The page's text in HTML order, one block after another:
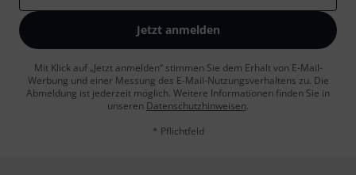
Jetzt anmelden
Mit Klick auf „Jetzt anmelden“ stimmen Sie dem Erhalt von E-Mail-
Werbung und einer Messung des E-Mail-Nutzungsverhaltens zu. Die
Abmeldung ist jederzeit möglich. Weitere Informationen finden Sie in
unseren Datenschutzhinweisen.
* Pflichtfeld